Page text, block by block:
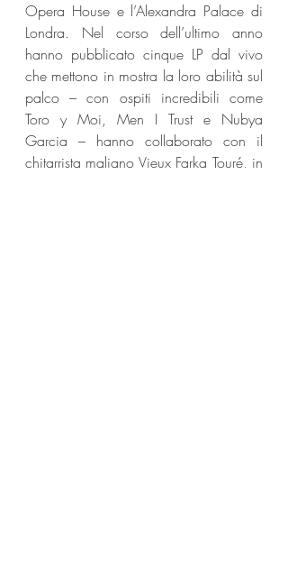
Opera House e l’Alexandra Palace di
Londra. Nel corso dell’ultimo anno
hanno pubblicato cinque LP dal vivo
che mettono in mostra la loro abilità sul
palco – con ospiti incredibili come
Toro y Moi, Men I Trust e Nubya
Garcia – hanno collaborato con il
chitarrista maliano Vieux Farka Touré, in